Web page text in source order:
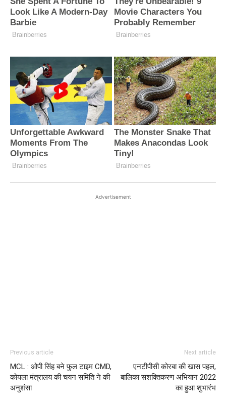
Advertisement
Previous article
MCL : ओपी सिंह बने फुल टाइम CMD,
कोयला मंत्रालय की चयन समिति ने की
अनुशंसा
Next article
एनटीपीसी कोरबा की खास पहल,
बालिका सशक्तिकरण अभियान 2022
का हुआ शुभारंभ